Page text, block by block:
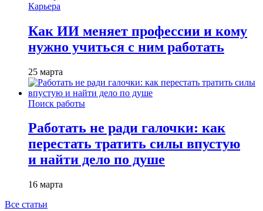
Карьера
Как ИИ меняет профессии и кому
нужно учиться с ним работать
25 марта
Поиск работы
Работать не ради галочки: как
перестать тратить силы впустую
и найти дело по душе
16 марта
Все статьи